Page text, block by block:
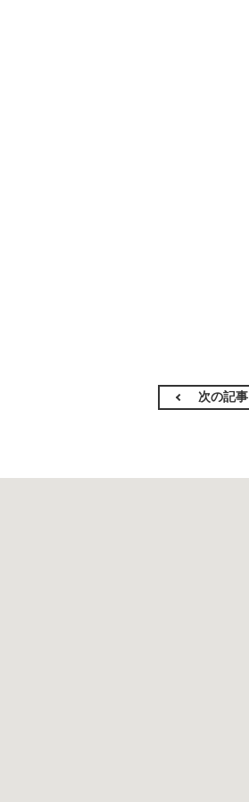
次の記事